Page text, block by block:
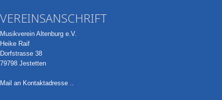
VEREINSANSCHRIFT
Musikverein Altenburg e.V.
Heike Raif
Dorfstrasse 38
79798 Jestetten
Mail an Kontaktadresse ..